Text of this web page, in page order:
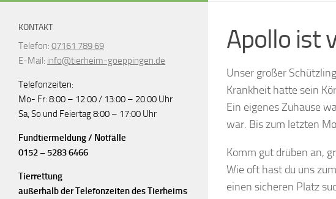
Apollo ist
Unser großer
Krankheit hatte sein
Ein eigenes Zuhause
war. Bis zum letzten
Komm gut drüben an,
Wie oft hast du uns
einen sicheren Platz
KONTAKT
Telefon: 07161 789 69
E-Mail: info@tierheim-goeppingen.de
Telefonzeiten:
Mo- Fr: 8:00 – 12:00 / 13:00 – 20:00 Uhr
Sa, So und Feiertag 8:00 – 17:00 Uhr
Fundtiermeldung / Notfälle
0152 – 5283 6466
Tierrettung
außerhalb der Telefonzeiten des Tierheims